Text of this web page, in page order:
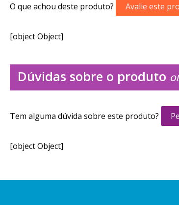
O que achou deste produto? Avalie este
[object Object]
Dúvidas sobre o produto
Tem alguma dúvida sobre este produto?
[object Object]